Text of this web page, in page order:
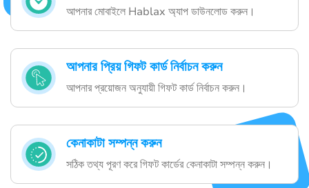
আপনার মোবাইলে Hablax অ্যাপ ডাউনলোড করুন।
আপনার প্রিয় গিফট কার্ড নির্বাচন করুন
আপনার প্রয়োজন অনুযায়ী গিফট কার্ড নির্বাচন করুন।
কেনাকাটা সম্পন্ন করুন
সঠিক তথ্য পূরণ করে গিফট কার্ডের কেনাকাটা সম্পন্ন করুন।